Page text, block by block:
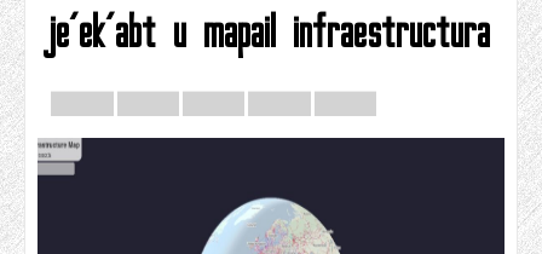
je'ek'abt u mapail infraestructura